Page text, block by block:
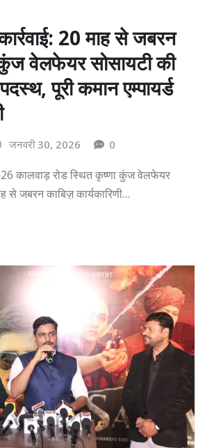
20 माह से जबरन
वेलफेयर सोसायटी की
पूरी कमान एम्पायर्ड
जनवरी 30, 2026 0
कालवाड़ रोड स्थित कृष्णा कुंज वेलफेयर
से जबरन काबिज़ कार्यकारिणी…